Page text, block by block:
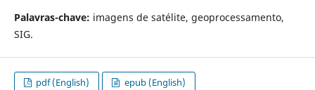
Palavras-chave: imagens de satélite, geoprocessamento,
SIG.
pdf (English) epub (English)